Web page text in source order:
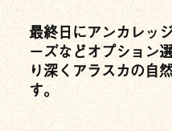
最終日にアンカレッ
ーズなどオプション
り深くアラスカの自
す。